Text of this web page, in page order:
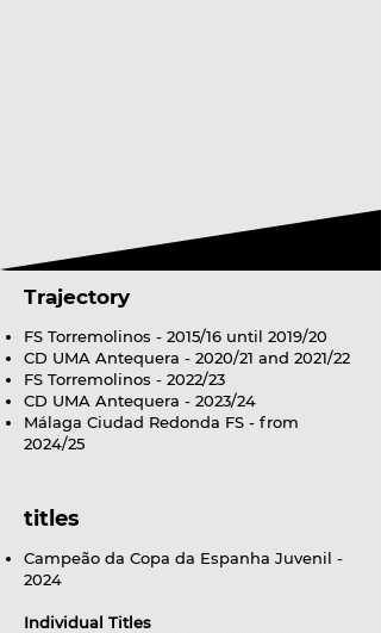
Trajectory
FS Torremolinos - 2015/16 until 2019/20
CD UMA Antequera - 2020/21 and 2021/22
FS Torremolinos - 2022/23
CD UMA Antequera - 2023/24
Málaga Ciudad Redonda FS - from
2024/25
titles
Campeão da Copa da Espanha Juvenil -
2024
Individual Titles